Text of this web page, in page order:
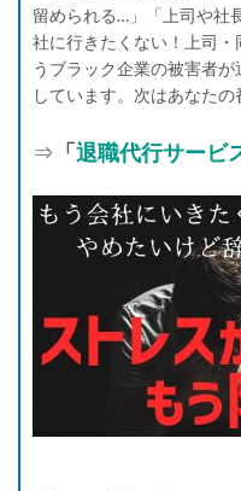
留められる…」「上司や社
社に行きたくない！上司
うブラック企業の被害者
しています。次はあなたの
⇒ 「退職代行サービ